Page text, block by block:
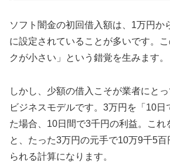
ソフト闇金の初回借入額は、1万円か
に設定されていることが多いです。
クが小さい」という錯覚を生みます。
しかし、少額の借入こそが業者にと
ビジネスモデルです。3万円を「10日
た場合、10日間で3千円の利益。これ
と、たった3万円の元手で10万9千5
られる計算になります。